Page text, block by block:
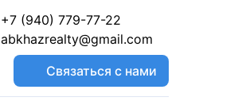
+7 (940) 779-77-22
abkhazrealty@gmail.com
Связаться с нами